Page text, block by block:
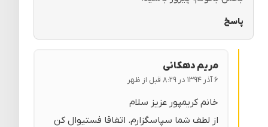
پاسخ
مریم دهکانی
۶ آذر ۱۳۹۴ در ۸:۲۹ قبل از ظهر
خانم کریمپور عزیز سلام
از لطف شما سپاسگزارم. اتفاقا فستیوال کن